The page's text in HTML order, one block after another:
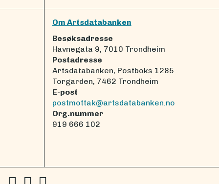
Om Artsdatabanken
Besøksadresse
Havnegata 9, 7010 Trondheim
Postadresse
Artsdatabanken, Postboks 1285
Torgarden, 7462 Trondheim
E-post
postmottak@artsdatabanken.no
Org.nummer
919 666 102